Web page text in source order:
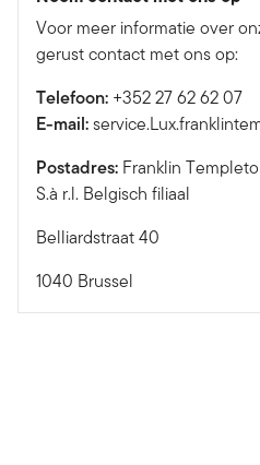
Voor meer informatie over
gerust contact met ons op:
Telefoon: +352 27 62 62 07
E-mail:
Postadres: Franklin
S.à r.l. Belgisch filiaal
Belliardstraat 40
1040 Brussel